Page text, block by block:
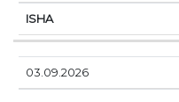
03.09.2026